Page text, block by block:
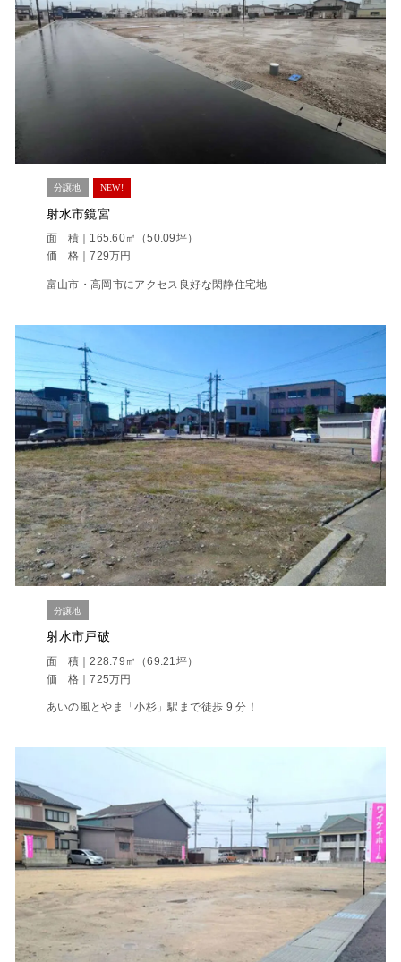
分譲地 NEW!
射水市鏡宮
面 積｜165.60㎡（50.09坪）
価 格｜729万円
富山市・高岡市にアクセス良好な閑静住宅地
分譲地
射水市戸破
面 積｜228.79㎡（69.21坪）
価 格｜725万円
あいの風とやま「小杉」駅まで徒歩 9 分！